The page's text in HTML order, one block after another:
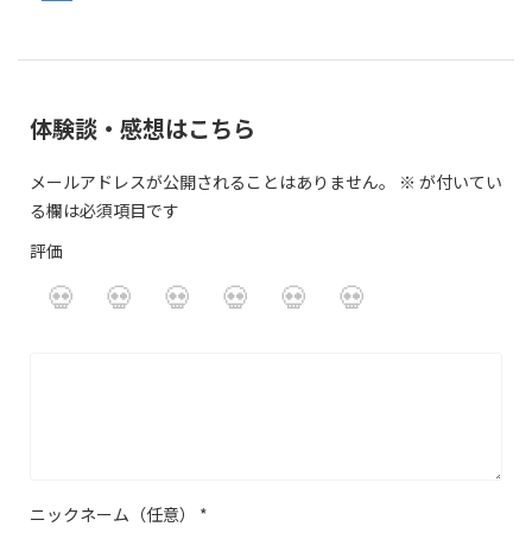
体験談・感想はこちら
メールアドレスが公開されることはありません。 ※ が付いてい
る欄は必須項目です
評価
ニックネーム（任意） *